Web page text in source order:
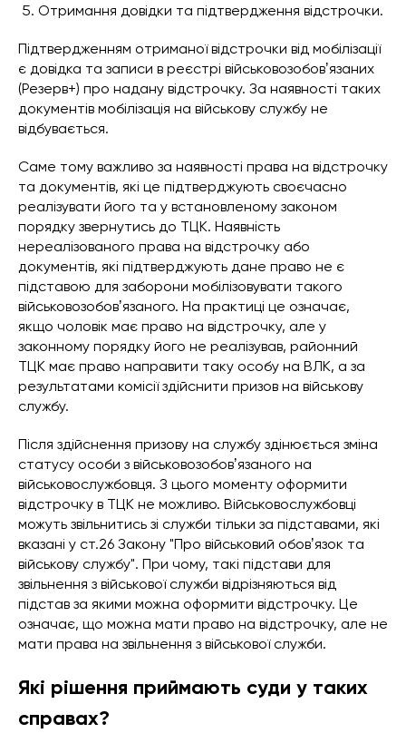
Отримання довідки та підтвердження відстрочки.
Підтвердженням отриманої відстрочки від мобілізації
є довідка та записи в реєстрі військовозобовʼязаних
(Резерв+) про надану відстрочку. За наявності таких
документів мобілізація на військову службу не
відбувається.
Саме тому важливо за наявності права на відстрочку
та документів, які це підтверджують своєчасно
реалізувати його та у встановленому законом
порядку звернутись до ТЦК. Наявність
нереалізованого права на відстрочку або
документів, які підтверджують дане право не є
підставою для заборони мобілізовувати такого
військовозобовʼязаного. На практиці це означає,
якщо чоловік має право на відстрочку, але у
законному порядку його не реалізував, районний
ТЦК має право направити таку особу на ВЛК, а за
результатами комісії здійснити призов на військову
службу.
Після здійснення призову на службу здінюється зміна
статусу особи з військовозобовʼязаного на
військовослужбовця. З цього моменту оформити
відстрочку в ТЦК не можливо. Військовослужбовці
можуть звільнитись зі служби тільки за підставами, які
вказані у ст.26 Закону "Про військовий обовʼязок та
військову службу". При чому, такі підстави для
звільнення з військової служби відрізняються від
підстав за якими можна оформити відстрочку. Це
означає, що можна мати право на відстрочку, але не
мати права на звільнення з військової служби.
Які рішення приймають суди у таких
справах?